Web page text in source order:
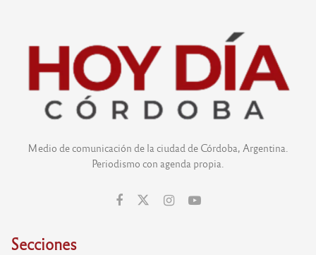
Medio de comunicación de la ciudad de Córdoba, Argentina.
Periodismo con agenda propia.
Secciones